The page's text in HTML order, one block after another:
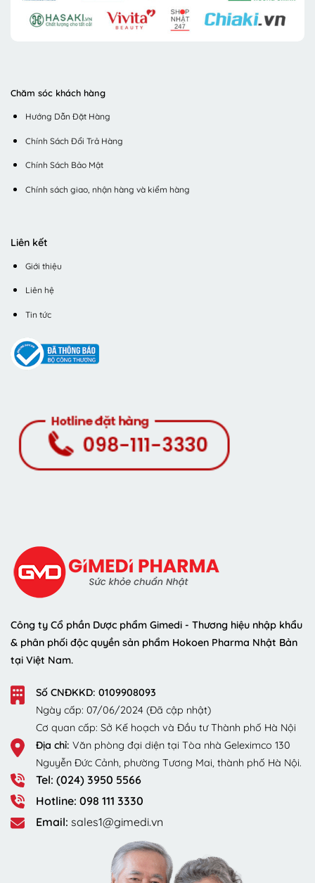
Chăm sóc khách hàng
Hướng Dẫn Đặt Hàng
Chính Sách Đổi Trả Hàng
Chính Sách Bảo Mật
Chính sách giao, nhận hàng và kiểm hàng
Liên kết
Giới thiệu
Liên hệ
Tin tức
Công ty Cổ phần Dược phẩm Gimedi - Thương hiệu nhập khẩu
& phân phối độc quyền sản phẩm Hokoen Pharma Nhật Bản
tại Việt Nam.
Số CNĐKKD: 0109908093
Ngày cấp: 07/06/2024 (Đã cập nhật)
Cơ quan cấp: Sở Kế hoạch và Đầu tư Thành phố Hà Nội
Địa chỉ: Văn phòng đại diện tại Tòa nhà Geleximco 130
Nguyễn Đức Cảnh, phường Tương Mai, thành phố Hà Nội.
Tel: (024) 3950 5566
Hotline: 098 111 3330
Email: sales1@gimedi.vn